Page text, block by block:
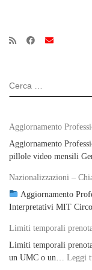
CERCA
Aggiornamento
Aggiornamento
pillole video mensili
Nazionalizzazioni –
Aggiornamento
Interpretativi MIT
Limiti temporali
Limiti temporali
un UMC o un… Leggi